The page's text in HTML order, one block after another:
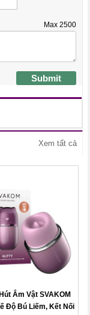
Max 2500
Submit
Xem tất cả
Âm Vật SVAKOM
Độ Bú Liếm, Kết Nối